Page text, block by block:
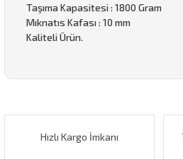
Taşıma Kapasitesi : 1800 Gram
Mıknatıs Kafası : 10 mm
Kaliteli Ürün.
Görüş ve önerileriniz için teşekkür
Hızlı Kargo İmkanı